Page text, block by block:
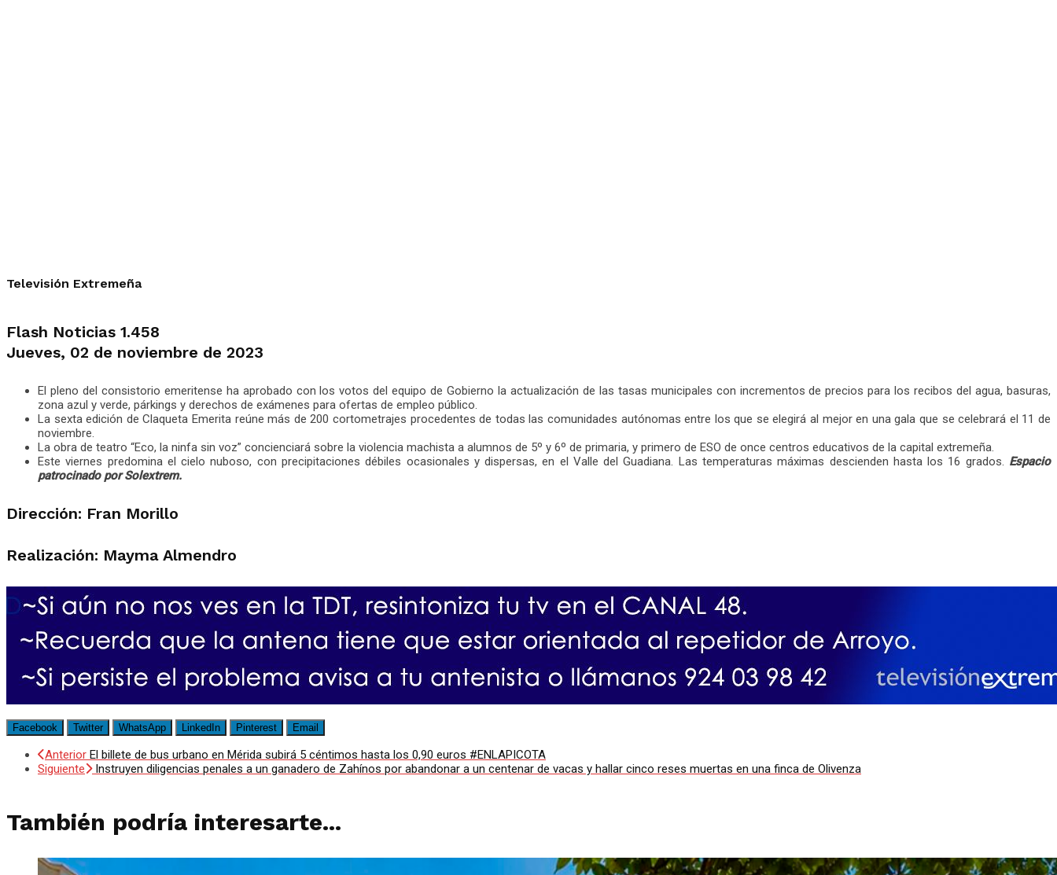
Televisión Extremeña
Flash Noticias 1.458
Jueves, 02 de noviembre de 2023
El pleno del consistorio emeritense ha aprobado con los votos del equipo de Gobierno la actualización de las tasas municipales con incrementos de precios para los recibos del agua, basuras,
zona azul y verde, párkings y derechos de exámenes para ofertas de empleo público.
La sexta edición de Claqueta Emerita reúne más de 200 cortometrajes procedentes de todas las comunidades autónomas entre los que se elegirá al mejor en una gala que se celebrará el 11 de
noviembre.
La obra de teatro “Eco, la ninfa sin voz” concienciará sobre la violencia machista a alumnos de 5º y 6º de primaria, y primero de ESO de once centros educativos de la capital extremeña.
Este viernes predomina el cielo nuboso, con precipitaciones débiles ocasionales y dispersas, en el Valle del Guadiana. Las temperaturas máximas descienden hasta los 16 grados. Espacio
patrocinado por Solextrem.
Dirección: Fran Morillo
Realización: Mayma Almendro
Facebook Twitter WhatsApp LinkedIn Pinterest Email
Anterior El billete de bus urbano en Mérida subirá 5 céntimos hasta los 0,90 euros #ENLAPICOTA
Siguiente
Instruyen diligencias penales a un ganadero de Zahínos por abandonar a un centenar de vacas y hallar cinco reses muertas en una finca de Olivenza
También podría interesarte...